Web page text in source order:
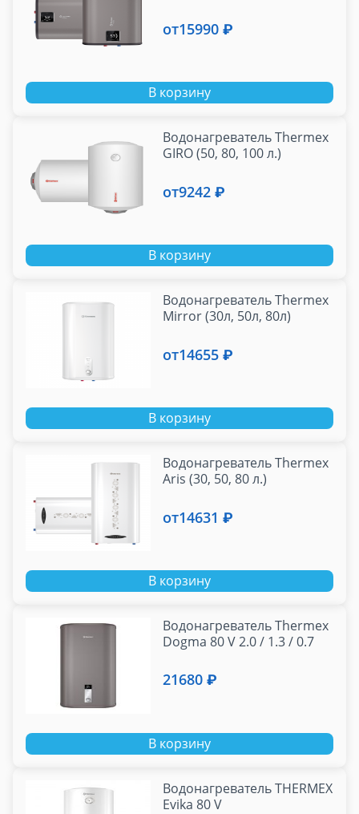
от15990 ₽
В корзину
Водонагреватель Thermex
GIRO (50, 80, 100 л.)
от9242 ₽
В корзину
Водонагреватель Thermex
Mirror (30л, 50л, 80л)
от14655 ₽
В корзину
Водонагреватель Thermex
Aris (30, 50, 80 л.)
от14631 ₽
В корзину
Водонагреватель Thermex
Dogma 80 V 2.0 / 1.3 / 0.7
21680 ₽
В корзину
Водонагреватель THERMEX
Evika 80 V